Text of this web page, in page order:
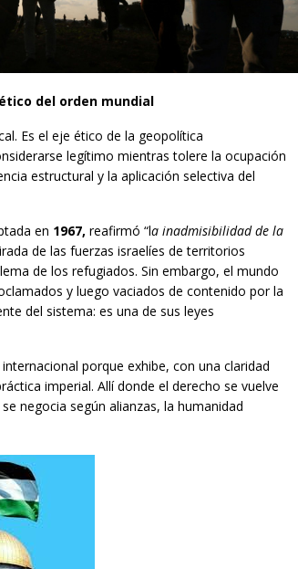
del orden mundial
Es el eje ético de la geopolítica
legítimo mientras tolere la ocupación
estructural y la aplicación selectiva del
en 1967, reafirmó “la inadmisibilidad de la
de las fuerzas israelíes de territorios
de los refugiados. Sin embargo, el mundo
y luego vaciados de contenido por la
del sistema: es una de sus leyes
porque exhibe, con una claridad
imperial. Allí donde el derecho se vuelve
negocia según alianzas, la humanidad